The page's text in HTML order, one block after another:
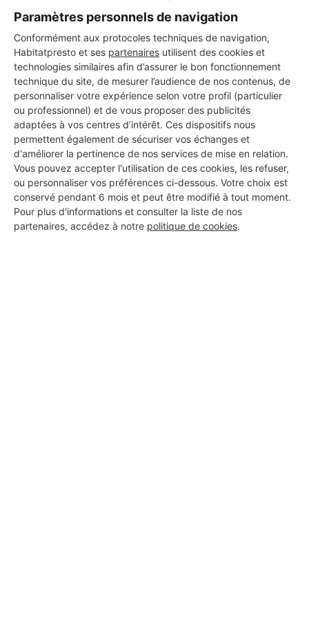
Paramètres personnels de navigation
Conformément aux protocoles techniques de navigation,
Habitatpresto et ses partenaires utilisent des cookies et
technologies similaires afin d’assurer le bon fonctionnement
technique du site, de mesurer l’audience de nos contenus, de
personnaliser votre expérience selon votre profil (particulier
ou professionnel) et de vous proposer des publicités
adaptées à vos centres d’intérêt. Ces dispositifs nous
permettent également de sécuriser vos échanges et
d'améliorer la pertinence de nos services de mise en relation.
Vous pouvez accepter l'utilisation de ces cookies, les refuser,
ou personnaliser vos préférences ci-dessous. Votre choix est
conservé pendant 6 mois et peut être modifié à tout moment.
Pour plus d'informations et consulter la liste de nos
partenaires, accédez à notre politique de cookies.
DEMANDER UN DEVIS